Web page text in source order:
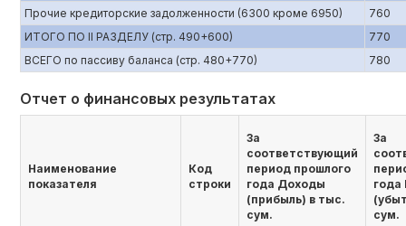
Прочие кредиторские задолженности (6300 кроме 6950)
760
ИТОГО ПО II РАЗДЕЛУ (стр. 490+600)
770
ВСЕГО по пассиву баланса (стр. 480+770)
780
Отчет о финансовых результатах
Наименование
показателя
Код
строки
За
соответствующий
период прошлого
года Доходы
(прибыль) в тыс.
сум.
За
года
сум.